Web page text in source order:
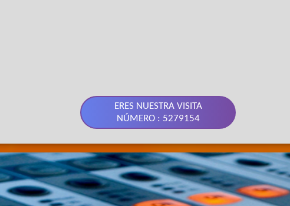
ERES NUESTRA VISITA
NÚMERO : 5279154